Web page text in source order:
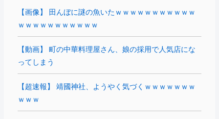
【画像】 田んぼに謎の魚いたｗｗｗｗｗｗｗｗｗｗｗ
ｗｗｗｗｗｗｗｗｗｗｗ
【動画】 町の中華料理屋さん、娘の採用で人気店にな
ってしまう
【超速報】 靖國神社、ようやく気づくｗｗｗｗｗｗｗ
ｗｗｗ